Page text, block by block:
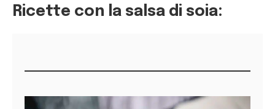
Ricette con la salsa di soia: